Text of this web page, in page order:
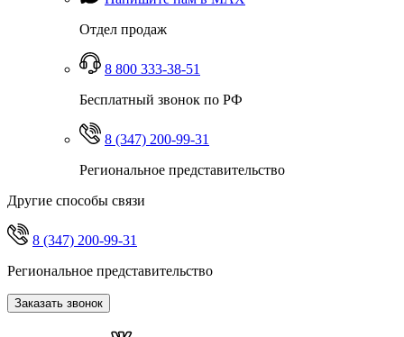
Отдел продаж
8 800 333-38-51
Бесплатный звонок по РФ
8 (347) 200-99-31
Региональное представительство
Другие способы связи
8 (347) 200-99-31
Региональное представительство
Заказать звонок